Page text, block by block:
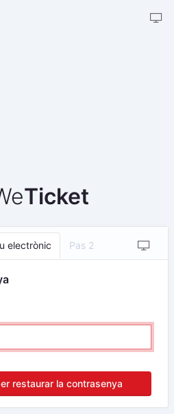
Ticket
electrònic Pas 2
restaurar la contrasenya